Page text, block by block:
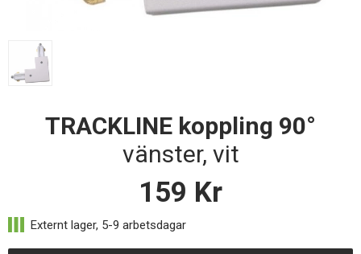
TRACKLINE koppling 90°
vänster, vit
159 Kr